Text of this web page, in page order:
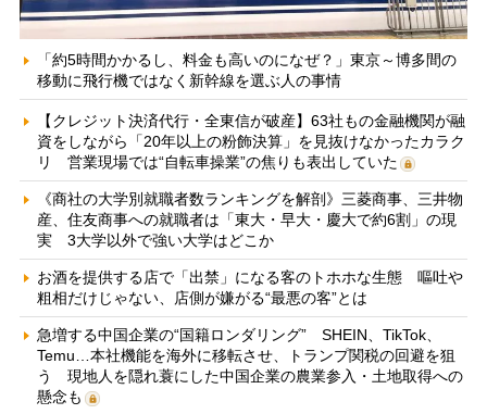
「約5時間かかるし、料金も高いのになぜ？」東京～博多間の
移動に飛行機ではなく新幹線を選ぶ人の事情
【クレジット決済代行・全東信が破産】63社もの金融機関が融
資をしながら「20年以上の粉飾決算」を見抜けなかったカラク
リ 営業現場では“自転車操業”の焦りも表出していた
《商社の大学別就職者数ランキングを解剖》三菱商事、三井物
産、住友商事への就職者は「東大・早大・慶大で約6割」の現
実 3大学以外で強い大学はどこか
お酒を提供する店で「出禁」になる客のトホホな生態 嘔吐や
粗相だけじゃない、店側が嫌がる“最悪の客”とは
急増する中国企業の“国籍ロンダリング” SHEIN、TikTok、
Temu…本社機能を海外に移転させ、トランプ関税の回避を狙
う 現地人を隠れ蓑にした中国企業の農業参入・土地取得への
懸念も